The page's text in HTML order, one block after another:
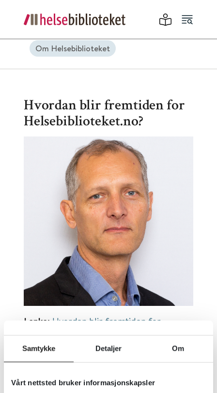
Samtykke Detaljer Om
Vårt nettsted bruker informasjonskapsler
Om Helsebiblioteket
Hvordan blir fremtiden for
Helsebiblioteket.no?
Lenke: Hvordan blir fremtiden for
Helsebiblioteket.no?
Først publisert: 10.12.2020
Tema:Om Helsebiblioteket